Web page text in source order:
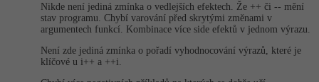
Nikde není jediná zmínka o vedlejších efektech. Že ++ či -- mění
stav programu. Chybí varování před skrytými změnami v
argumentech funkcí. Kombinace více side efektů v jednom výrazu.
Není zde jediná zmínka o pořadí vyhodnocování výrazů, které je
klíčové u i++ a ++i.